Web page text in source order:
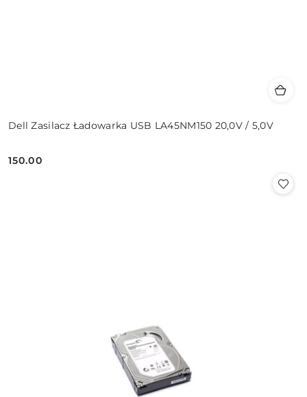
Dell Zasilacz Ładowarka USB LA45NM150 20,0V / 5,0V
Cena:
150.00